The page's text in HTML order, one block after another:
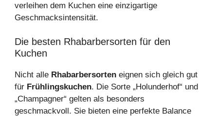
verleihen dem Kuchen eine einzigartige
Geschmacksintensität.
Die besten Rhabarbersorten für den
Kuchen
Nicht alle Rhabarbersorten eignen sich gleich gut
für Frühlingskuchen. Die Sorte „Holunderhof“ und
„Champagner“ gelten als besonders
geschmackvoll. Sie bieten eine perfekte Balance